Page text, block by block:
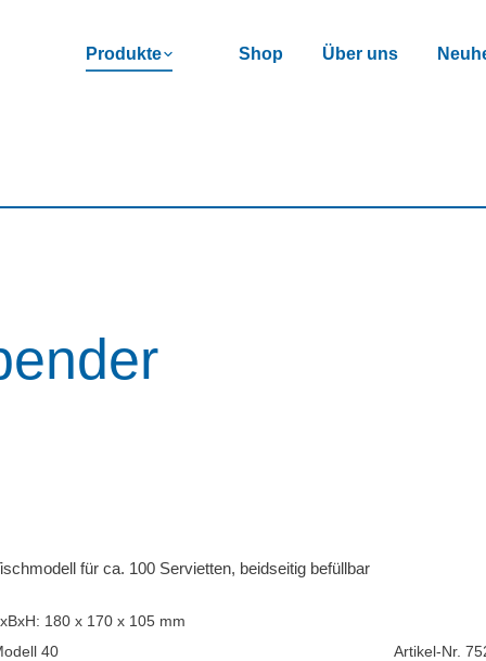
Produkte Shop Über uns
für ca. 100 Servietten, beidseitig befüllbar
180 x 170 x 105 mm
40
Artikel-Nr.